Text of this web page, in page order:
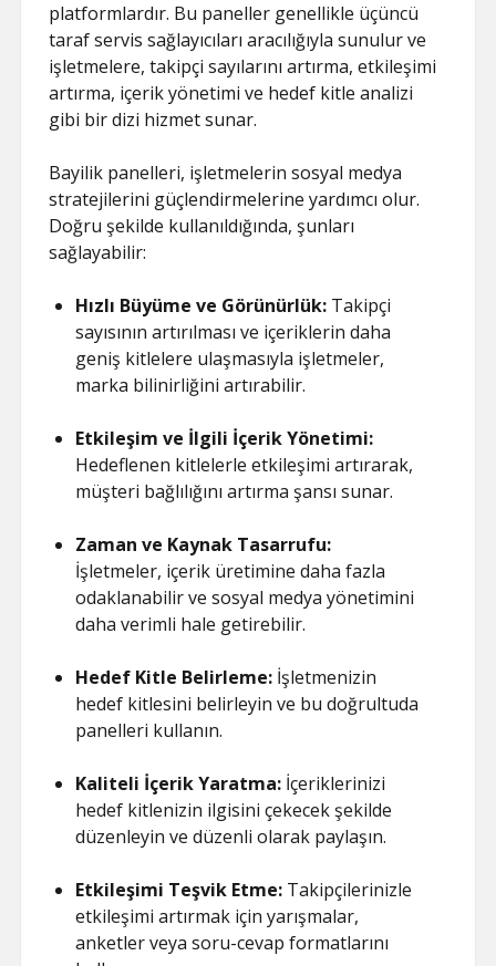
platformlardır. Bu paneller genellikle üçüncü
taraf servis sağlayıcıları aracılığıyla sunulur ve
işletmelere, takipçi sayılarını artırma, etkileşimi
artırma, içerik yönetimi ve hedef kitle analizi
gibi bir dizi hizmet sunar.
Bayilik panelleri, işletmelerin sosyal medya
stratejilerini güçlendirmelerine yardımcı olur.
Doğru şekilde kullanıldığında, şunları
sağlayabilir:
Hızlı Büyüme ve Görünürlük: Takipçi
sayısının artırılması ve içeriklerin daha
geniş kitlelere ulaşmasıyla işletmeler,
marka bilinirliğini artırabilir.
Etkileşim ve İlgili İçerik Yönetimi:
Hedeflenen kitlelerle etkileşimi artırarak,
müşteri bağlılığını artırma şansı sunar.
Zaman ve Kaynak Tasarrufu:
İşletmeler, içerik üretimine daha fazla
odaklanabilir ve sosyal medya yönetimini
daha verimli hale getirebilir.
Hedef Kitle Belirleme: İşletmenizin
hedef kitlesini belirleyin ve bu doğrultuda
panelleri kullanın.
Kaliteli İçerik Yaratma: İçeriklerinizi
hedef kitlenizin ilgisini çekecek şekilde
düzenleyin ve düzenli olarak paylaşın.
Etkileşimi Teşvik Etme: Takipçilerinizle
etkileşimi artırmak için yarışmalar,
anketler veya soru-cevap formatlarını